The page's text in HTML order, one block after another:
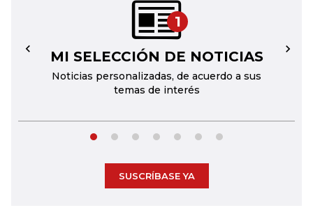
1
MI SELECCIÓN DE NOTICIAS
Noticias personalizadas, de acuerdo a sus
temas de interés
← →
SUSCRÍBASE YA